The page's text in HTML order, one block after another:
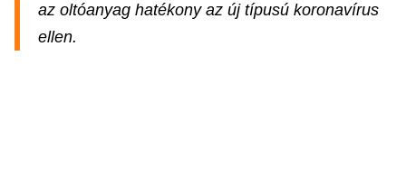
az oltóanyag hatékony az új típusú koronavírus
ellen.